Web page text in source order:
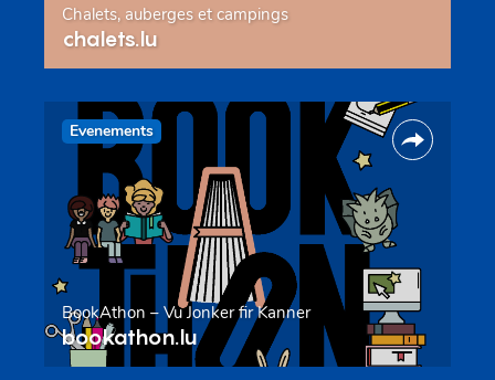
Chalets, auberges et campings
chalets.lu
Evenements
BookAthon – Vu Jonker fir Kanner
bookathon.lu